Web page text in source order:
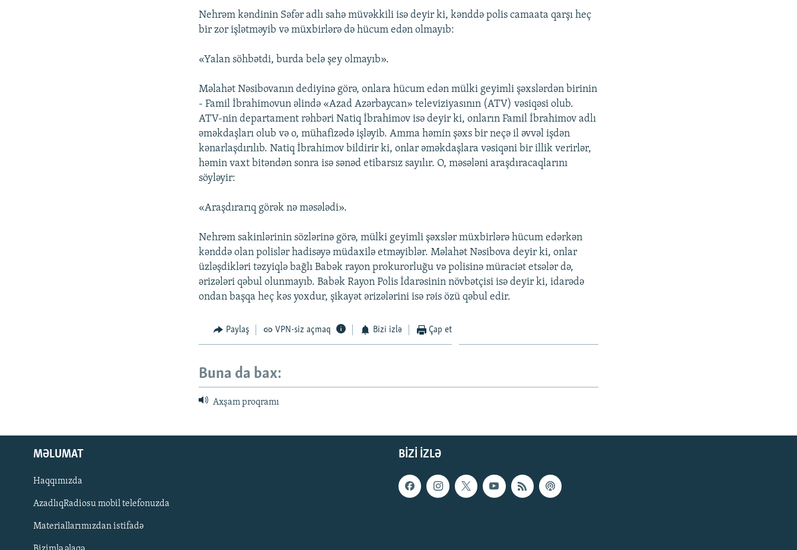
Nehrəm kəndinin Səfər adlı sahə müvəkkili isə deyir ki, kənddə polis camaata qarşı heç
bir zor işlətməyib və müxbirlərə də hücum edən olmayıb:
«Yalan söhbətdi, burda belə şey olmayıb».
Məlahət Nəsibovanın dediyinə görə, onlara hücum edən mülki geyimli şəxslərdən birinin
- Famil İbrahimovun əlində «Azad Azərbaycan» televiziyasının (ATV) vəsiqəsi olub.
ATV-nin departament rəhbəri Natiq İbrahimov isə deyir ki, onların Famil İbrahimov adlı
əməkdaşları olub və o, mühafizədə işləyib. Amma həmin şəxs bir neçə il əvvəl işdən
kənarlaşdırılıb. Natiq İbrahimov bildirir ki, onlar əməkdaşlara vəsiqəni bir illik verirlər,
həmin vaxt bitəndən sonra isə sənəd etibarsız sayılır. O, məsələni araşdıracaqlarını
söyləyir:
«Araşdırarıq görək nə məsələdi».
Nehrəm sakinlərinin sözlərinə görə, mülki geyimli şəxslər müxbirlərə hücum edərkən
kənddə olan polislər hadisəyə müdaxilə etməyiblər. Məlahət Nəsibova deyir ki, onlar
üzləşdikləri təzyiqlə bağlı Babək rayon prokurorluğu və polisinə müraciət etsələr də,
ərizələri qəbul olunmayıb. Babək Rayon Polis İdarəsinin növbətçisi isə deyir ki, idarədə
ondan başqa heç kəs yoxdur, şikayət ərizələrini isə rəis özü qəbul edir.
Paylaş VPN-siz açmaq Bizi izlə Çap et
Buna da bax:
Axşam proqramı
BIZI IZLƏ
MƏLUMAT
Haqqımızda
AzadlıqRadiosu mobil telefonuzda
Materiallarımızdan istifadə